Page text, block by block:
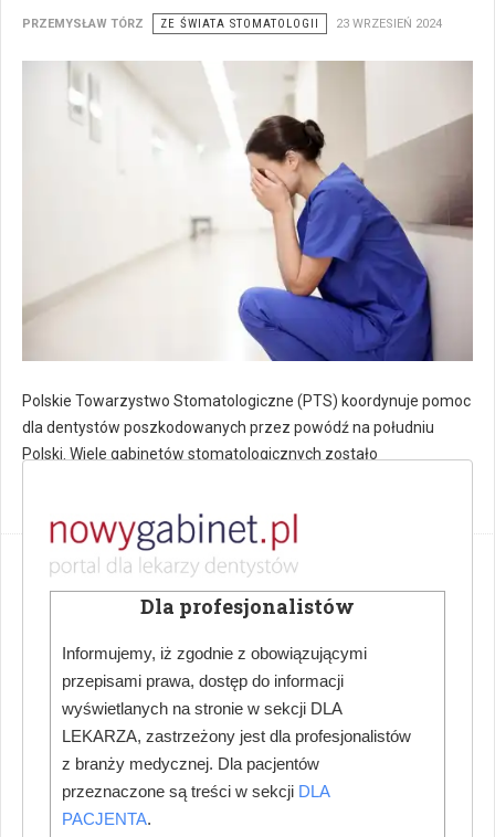
PRZEMYSŁAW TÓRZ ZE ŚWIATA STOMATOLOGII 23 WRZESIEŃ 2024
Polskie Towarzystwo Stomatologiczne (PTS) koordynuje pomoc
dla dentystów poszkodowanych przez powódź na południu
Polski. Wiele gabinetów stomatologicznych zostało
Dr Anna Lella ponownie w zarządzie FDI –
sukces polskiej stomatologii
PRZEMYSŁAW TÓRZ ZE ŚWIATA STOMATOLOGII 23 WRZESIEŃ 2024
Dla profesjonalistów
Informujemy, iż zgodnie z obowiązującymi
przepisami prawa, dostęp do informacji
wyświetlanych na stronie w sekcji DLA
LEKARZA, zastrzeżony jest dla profesjonalistów
z branży medycznej. Dla pacjentów
przeznaczone są treści w sekcji DLA
PACJENTA.